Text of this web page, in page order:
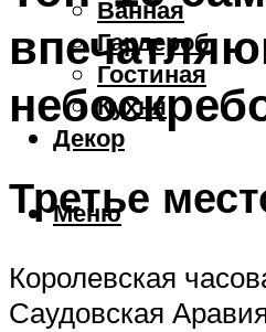
Ванная
Гардероб
Гостиная
Кухня
Декор
Меню
Третье
Королевская
Саудовская